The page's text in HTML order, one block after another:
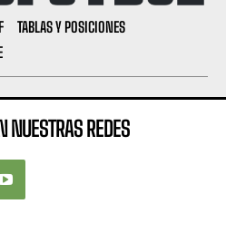
TABLAS Y POSICIONES
NUESTRAS REDES